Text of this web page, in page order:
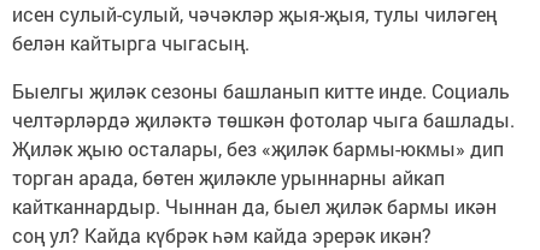
исен сулый-сулый, чәчәкләр җыя-җыя, тулы чиләгең
белән кайтырга чыгасың.
Быелгы җиләк сезоны башланып китте инде. Социаль
челтәрләрдә җиләктә төшкән фотолар чыга башлады.
Җиләк җыю осталары, без «җиләк бармы-юкмы» дип
торган арада, бөтен җиләкле урыннарны айкап
кайтканнардыр. Чыннан да, быел җиләк бармы икән
соң ул? Кайда күбрәк һәм кайда эрерәк икән?